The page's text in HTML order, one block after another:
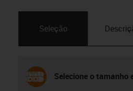
Seleção
Selecione o tamanho